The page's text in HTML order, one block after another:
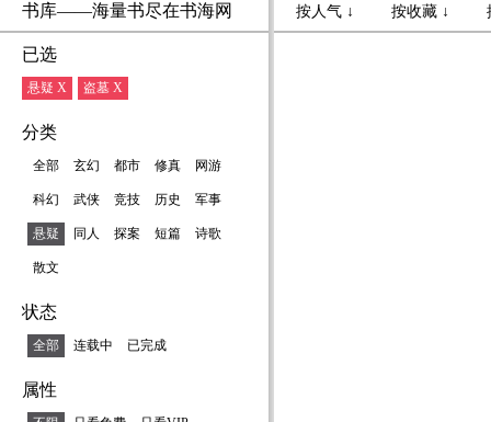
书库——海量书尽在书海网
已选
悬疑 X 盗墓 X
分类
全部 玄幻 都市 修真 网游
科幻 武侠 竞技 历史 军事
悬疑 同人 探案 短篇 诗歌
散文
状态
全部 连载中 已完成
属性
按人气 ↓ 按收藏 ↓